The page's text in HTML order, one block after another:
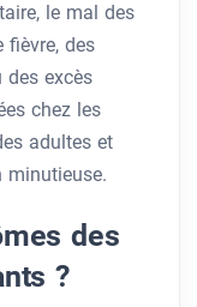
le mal des
fièvre, des
des excès
chez les
adultes et
minutieuse.
des
?